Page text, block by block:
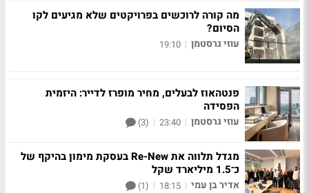
מה קורה לרוכשים בפרויקטים שלא מגיעים לקו
הסיום?
עוזי גרסטמן |
19:10
פנטהאוז לבעלים, מחיר מופרז לדייר: היזמית
הפסידה
עוזי גרסטמן |
23:40
|
(3)
מגדל תלווה את Re-New בעסקת מימון בהיקף של
כ־1.5 מיליארד שקל
אדיר בן עמי |
18:15
|
(1)